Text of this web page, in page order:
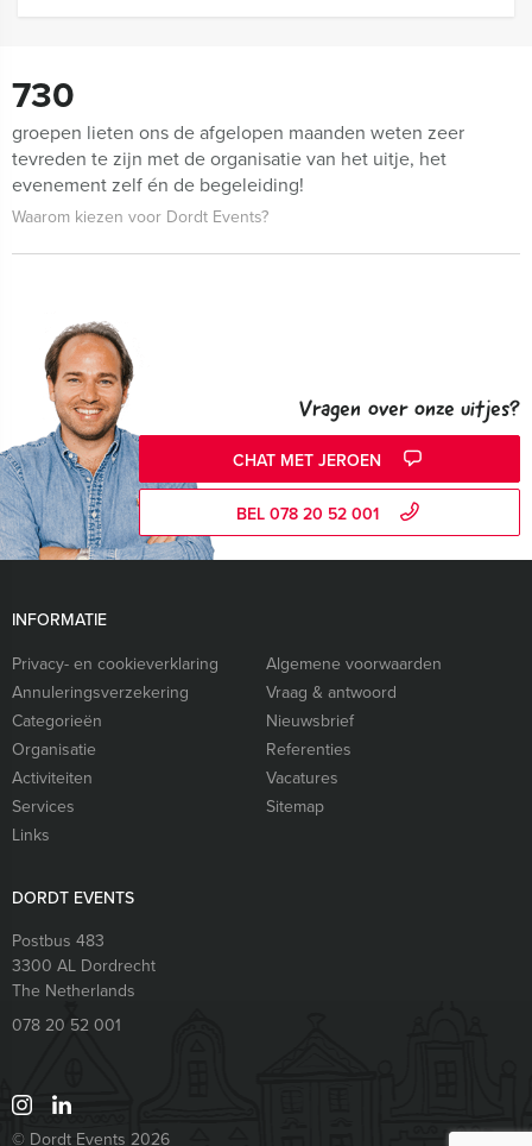
730
groepen lieten ons de afgelopen maanden weten zeer
tevreden te zijn met de organisatie van het uitje, het
evenement zelf én de begeleiding!
Waarom kiezen voor Dordt Events?
Vragen over onze uitjes?
CHAT MET JEROEN
BEL 078 20 52 001
INFORMATIE
Privacy- en cookieverklaring
Algemene voorwaarden
Annuleringsverzekering
Vraag & antwoord
Categorieën
Nieuwsbrief
Organisatie
Referenties
Activiteiten
Vacatures
Services
Sitemap
Links
DORDT EVENTS
Postbus 483
3300 AL Dordrecht
The Netherlands
078 20 52 001
© Dordt Events 2026